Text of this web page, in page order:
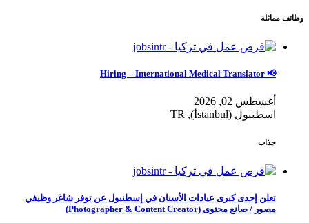
وظائف مماثلة
📢 Hiring – International Medical Translator
أغسطس 02, 2026
اسطنبول (İstanbul), TR
جذاب
تعلن إحدى كبرى عيادات الأسنان في إسطنبول عن توفر شاغر وظيفي
مصور / صانع محتوى (Photographer & Content Creator)